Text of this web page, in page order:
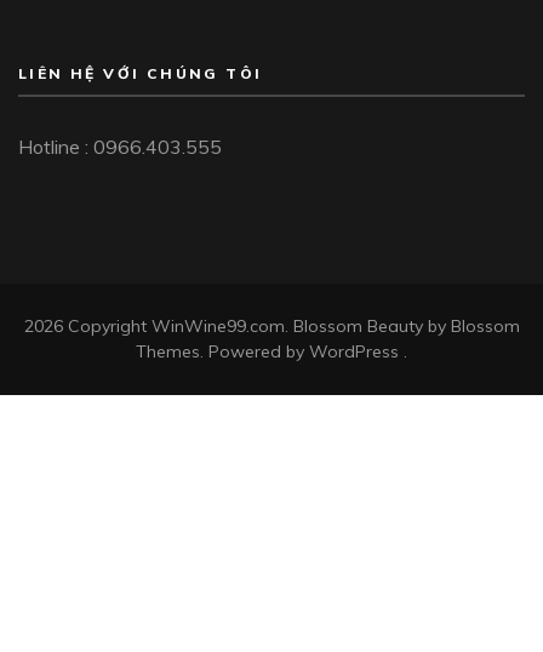
LIÊN HỆ VỚI CHÚNG TÔI
Hotline : 0966.403.555
2026 Copyright WinWine99.com Blossom Beautyby Blossom
Themes. Powered by WordPress